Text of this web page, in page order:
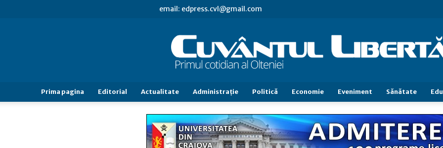
email: edpress.cvl@gmail.com
Cuvântul
Prima pagina Editorial Actualitate Administraţie Politică Economie Eveniment Sănătate